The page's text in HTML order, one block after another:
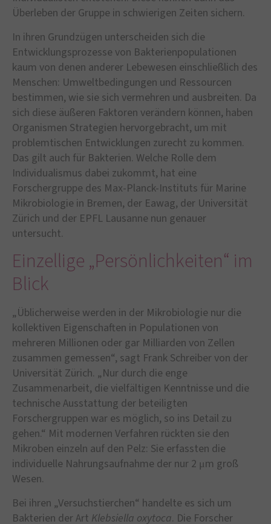
Überleben der Gruppe in schwierigen Zeiten sichern.
In ihren Grundzügen unterscheiden sich die
Entwicklungsprozesse von Bakterienpopulationen
kaum von denen anderer Lebewesen einschließlich des
Menschen: Umweltbedingungen und Ressourcen
bestimmen, wie sie sich vermehren und ausbreiten. Da
sich diese äußeren Faktoren verändern können, haben
Organismen Strategien hervorgebracht, um mit
problemtischen Entwicklungen zurecht zu kommen.
Das gilt auch für Bakterien. Welche Rolle dem
Individualismus dabei zukommt, hat eine
Forschergruppe des Max-Planck-Instituts für Marine
Mikrobiologie in Bremen, der Eawag, der Universität
Zürich und der EPFL Lausanne nun genauer
untersucht.
Einzellige „Persönlichkeiten“ im
Blick
„Üblicherweise werden in der Mikrobiologie nur die
kollektiven Eigenschaften in Populationen von
mehreren Millionen oder gar Milliarden von Zellen
zusammen gemessen“, sagt Frank Schreiber von der
Universität Zürich. „Nur durch die enge
Zusammenarbeit, die vielfältigen Kenntnisse und die
technische Ausstattung der beteiligten
Forschergruppen war es möglich, so ins Detail zu
gehen.“ Mit modernen Verfahren rückten sie den
Mikroben einzeln auf den Pelz: Sie erfassten die
individuelle Nahrungsaufnahme der nur 2 μm groß
Wesen.
Bei ihren „Versuchstierchen“ handelte es sich um
Bakterien der Art Klebsiella oxytoca. Die Forscher